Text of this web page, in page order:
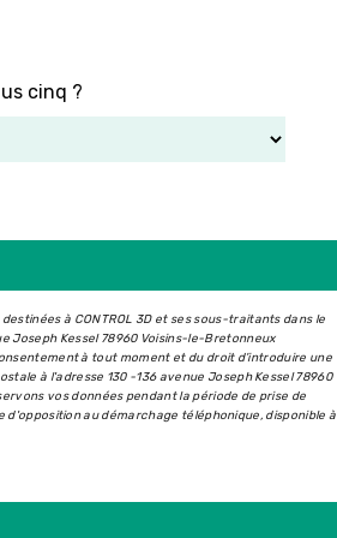
cinq ?
à CONTROL 3D et ses sous-traitants dans le
Joseph Kessel 78960 Voisins-le-Bretonneux
à tout moment et du droit d’introduire une
à l'adresse 130 -136 avenue Joseph Kessel 78960
vos données pendant la période de prise de
au démarchage téléphonique, disponible à